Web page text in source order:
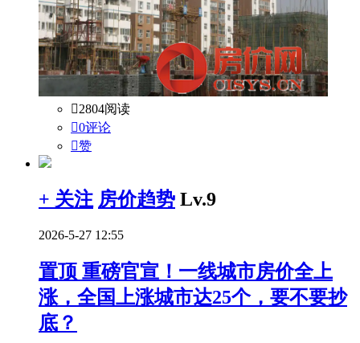
2804阅读
0评论
赞
+ 关注 房价趋势 Lv.9
2026-5-27 12:55
置顶 重磅官宣！一线城市房价全上
涨，全国上涨城市达25个，要不要抄
底？